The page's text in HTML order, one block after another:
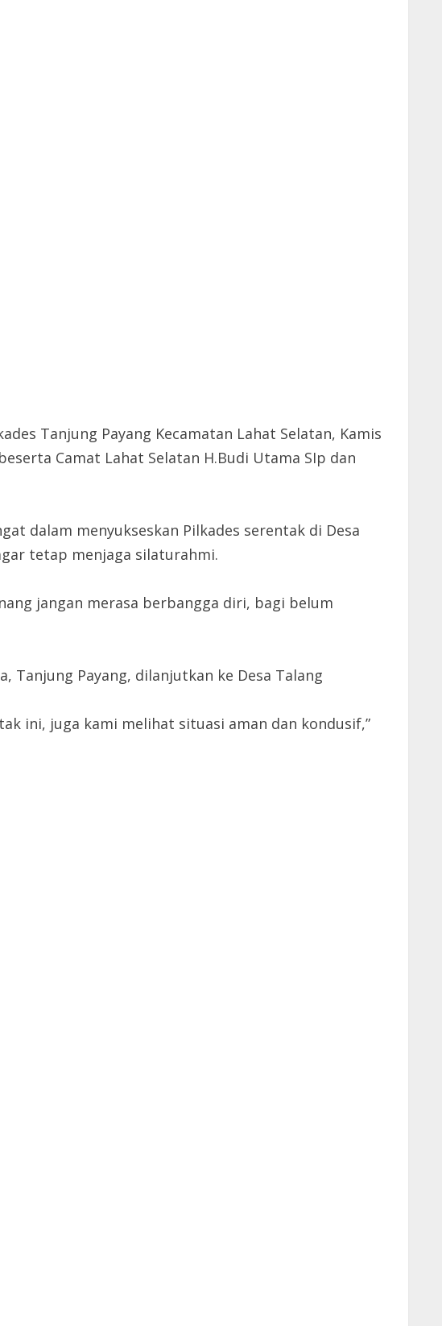
Tanjung Payang Kecamatan Lahat Selatan, Kamis
Camat Lahat Selatan H.Budi Utama SIp dan
dalam menyukseskan Pilkades serentak di Desa
tetap menjaga silaturahmi.
jangan merasa berbangga diri, bagi belum
Tanjung Payang, dilanjutkan ke Desa Talang
ini, juga kami melihat situasi aman dan kondusif,”